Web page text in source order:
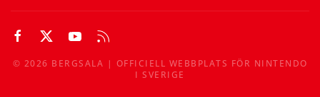
© 2026 BERGSALA | OFFICIELL WEBBPLATS FÖR NINTENDO
I SVERIGE